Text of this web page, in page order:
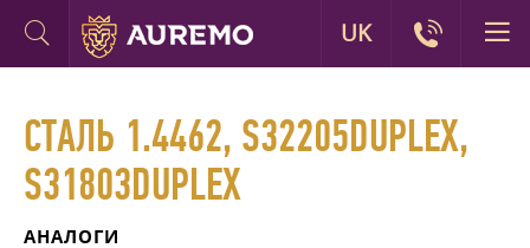
СТАЛЬ 1.4462, S32205DUPLEX,
S31803DUPLEX
АНАЛОГИ
UK